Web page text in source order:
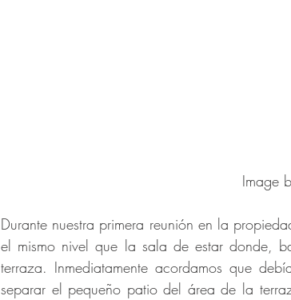
Image
Durante nuestra primera reunión en la
el mismo nivel que la sala de estar donde,
terraza. Inmediatamente acordamos que
separar el pequeño patio del área de la